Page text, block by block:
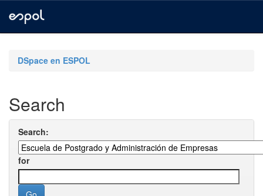
navigationDSpace en ESPOL
Search
Search:
for